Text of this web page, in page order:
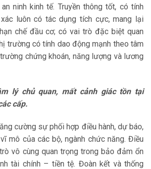
ninh kinh tế. Truyền thông tốt, có tính
luôn có tác dụng tích cực, mang lại
chế đầu cơ; có vai trò đặc biệt quan
trường có tính dao động mạnh theo tâm
chứng khoán, năng lượng và lương
lý chủ quan, mất cảnh giác tồn tại
cấp.
cường sự phối hợp điều hành, dự báo,
mô của các bộ, ngành chức năng. Điều
vô cùng quan trọng trong bảo đảm ổn
tài chính – tiền tệ. Đoàn kết và thống